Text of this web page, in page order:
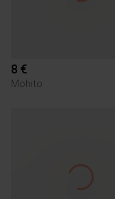
8 €
Mohito